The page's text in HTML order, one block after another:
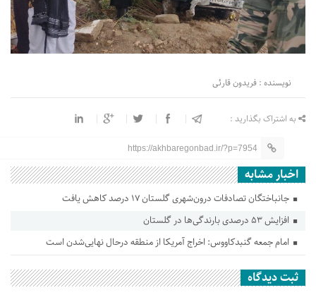
نویسنده : فریدون قارئی
به اشتراک بگذارید :
https://akhbaregonbad.ir/?p=7954
اخبار مشابه
جانباختگان تصادفات درون‌شهری گلستان ۱۷ درصد کاهش یافت
افزایش ۵۳ درصدی بارندگی‌ها در گلستان
امام جمعه گنبدکاووس: اخراج آمریکا از منطقه درحال نهایی‌شدن است
ثبت دیدگاه